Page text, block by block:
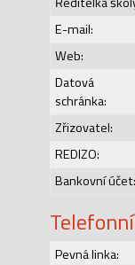
E-mail:
Web:
Datová
schránka:
Zřizovatel:
REDIZO:
Bankovní účet:
Pevná linka: